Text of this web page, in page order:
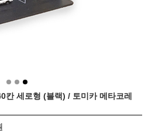
칸 세로형 (블랙) / 토미카 메타코레